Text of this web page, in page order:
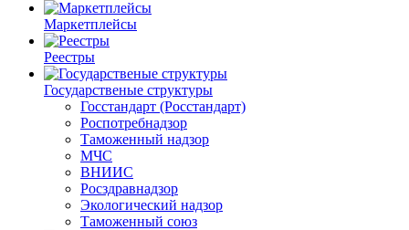
Маркетплейсы
Реестры
Государственые структуры
Госстандарт (Росстандарт)
Роспотребнадзор
Таможенный надзор
МЧС
ВНИИС
Росздравнадзор
Экологический надзор
Таможенный союз